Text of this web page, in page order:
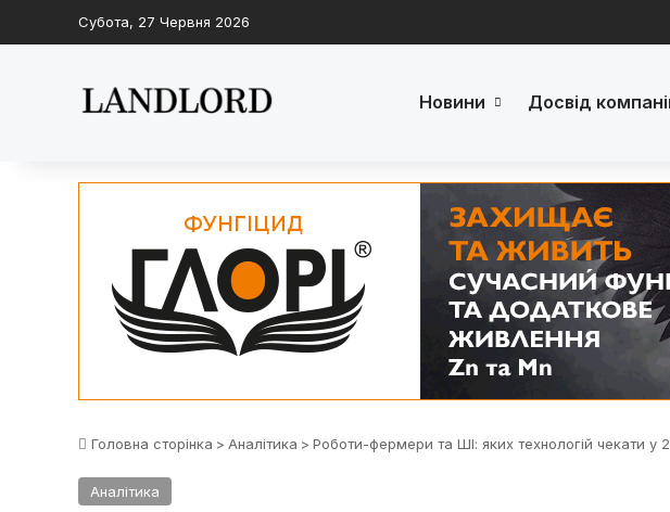
Субота, 27 Червня 2026
Новини Досвід
Головна сторінка > Аналітика > Роботи-фермери та ШІ: яких технологій чекати у
Аналітика